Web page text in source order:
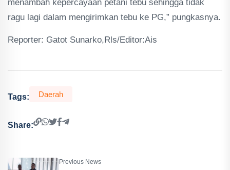
menambah kepercayaan petani tebu sehingga tidak
ragu lagi dalam mengirimkan tebu ke PG,” pungkasnya.
Reporter: Gatot Sunarko,Rls/Editor:Ais
Tags: Daerah
Share:
Previous News